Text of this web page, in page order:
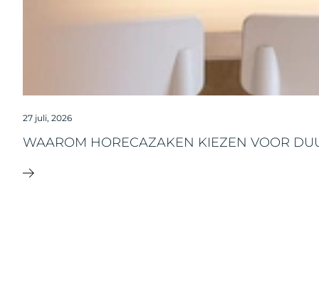
27 juli, 2026
WAAROM HORECAZAKEN KIEZEN VOOR